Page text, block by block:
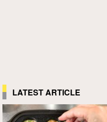
LATEST ARTICLE